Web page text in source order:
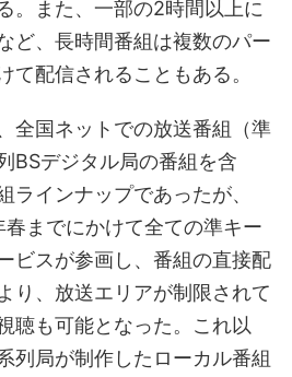
。また、一部の2時間以上に
ど、長時間番組は複数のパー
て配信されることもある。
全国ネットでの放送番組（準
BSデジタル局の番組を含
ラインナップであったが、
までにかけて全ての準キー
ビスが参画し、番組の直接配
り、放送エリアが制限されて
聴も可能となった。これ以
列局が制作したローカル番組